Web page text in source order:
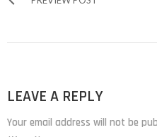
LEAVE A REPLY
Your email address will not be